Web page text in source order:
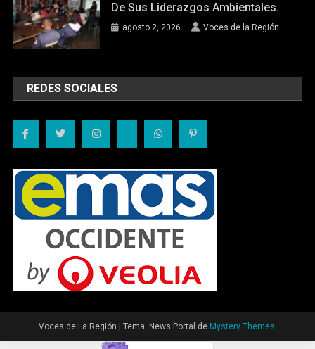
De Sus Liderazgos Ambientales.
agosto 2, 2026 Voces de la Región
REDES SOCIALES
Voces de La Región Tema: News Portal de Mystery Themes.